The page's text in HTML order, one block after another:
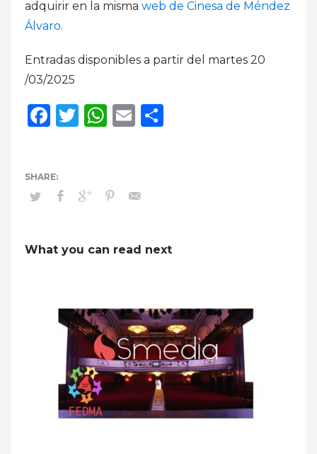
adquirir en la misma web de Cinesa de Méndez
Álvaro.
Entradas disponibles a partir del martes 20
/03/2025
Facebook
Twitter
WhatsApp
Email
What you can read next